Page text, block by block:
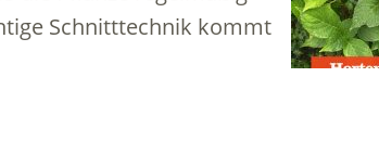
Schnitttechnik kommt